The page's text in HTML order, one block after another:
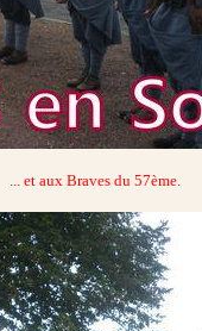
... et aux Braves du 57ème.